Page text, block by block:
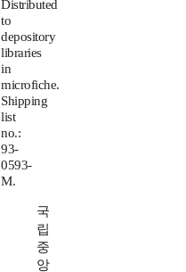
Distributed
to
depository
libraries
in
microfiche.
Shipping
list
no.:
93-
0593-
M.
국
립
중
앙